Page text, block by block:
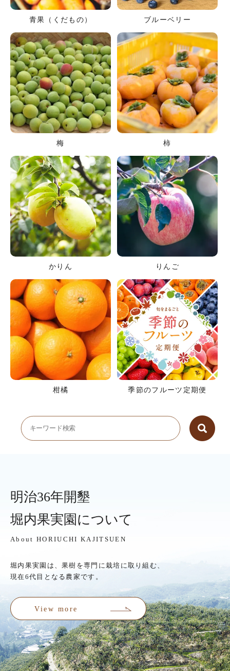
青果（くだもの） ブルーベリー
梅 柿
かりん りんご
柑橘 季節のフルーツ定期便
明治36年開墾
堀内果実園について
About HORIUCHI KAJITSUEN
堀内果実園は、果樹を専門に栽培に取り組む、
現在6代目となる農家です。
View more